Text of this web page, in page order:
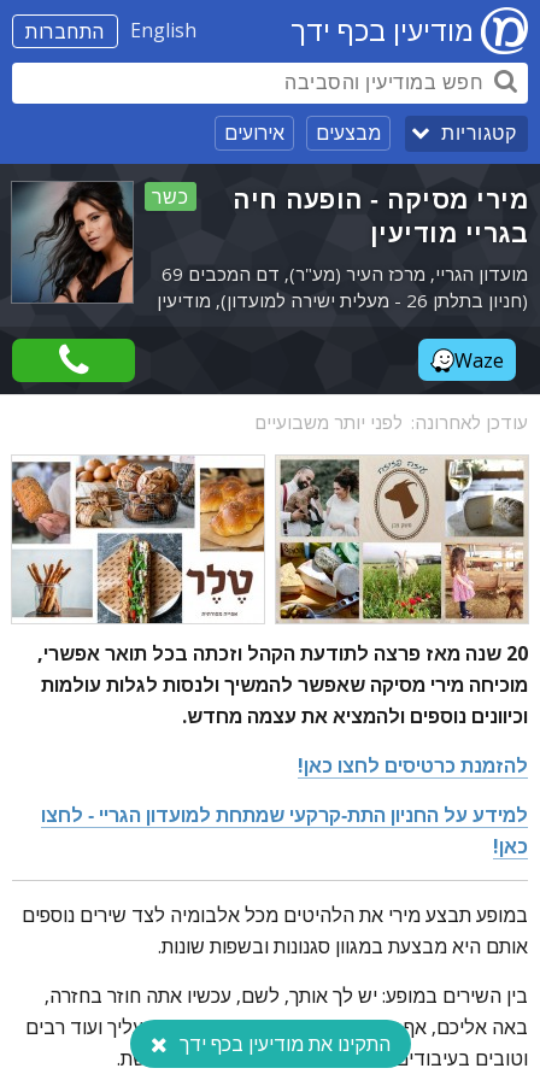
התחברות English מודיעין בכף ידך
קטגוריות מבצעים אירועים
כשר
מירי מסיקה - הופעה חיה
בגריי מודיעין
מועדון הגריי, מרכז העיר (מע"ר), דם המכבים 69
(חניון בתלתן 26 - מעלית ישירה למועדון), מודיעין
Waze
עודכן לאחרונה: לפני יותר משבועיים
20 שנה מאז פרצה לתודעת הקהל וזכתה בכל תואר אפשרי,
מוכיחה מירי מסיקה שאפשר להמשיך ולנסות לגלות עולמות
וכיוונים נוספים ולהמציא את עצמה מחדש.
להזמנת כרטיסים לחצו כאן!
למידע על החניון התת-קרקעי שמתחת למועדון הגריי - לחצו
כאן!
במופע תבצע מירי את הלהיטים מכל אלבומיה לצד שירים נוספים
אותם היא מבצעת במגוון סגנונות ובשפות שונות.
בין השירים במופע: יש לך אותך, לשם, עכשיו אתה חוזר בחזרה,
באה אליכם, אף אחת, אישה חרסינה, ממי, מפחד עליך ועוד רבים
וטובים בעיבודים חדשים, בהופעה עוצמתית ומרגשת.
התקינו את מודיעין בכף ידך